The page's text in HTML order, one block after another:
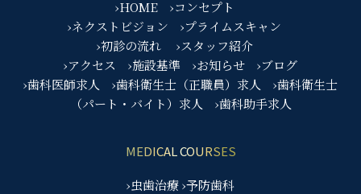
›HOME
›コンセプト
›ネクストビジョン
›プライムスキャン
›初診の流れ
›スタッフ紹介
›アクセス
›施設基準 ›お知らせ
›ブログ
›歯科医師求人
›歯科衛生士（正職員）求人
›歯科衛生士
（パート・バイト）求人
›歯科助手求人
MEDICAL COURSES
›虫歯治療›予防歯科